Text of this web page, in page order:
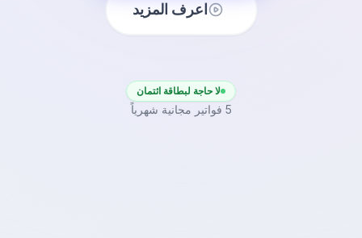
اعرف المزيد
لا حاجة لبطاقة ائتمان
5 فواتير مجانية شهرياً